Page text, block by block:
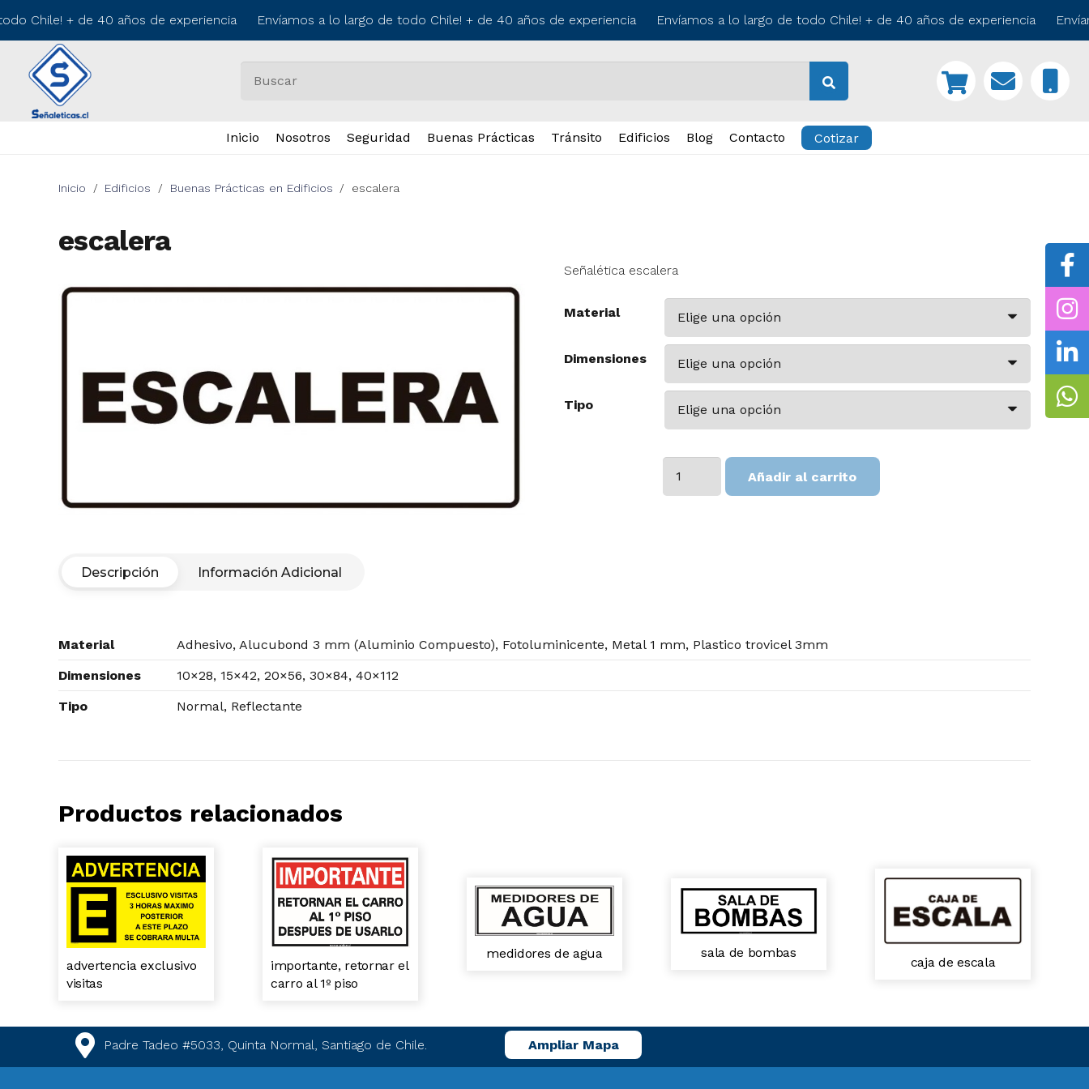
Chile! + de 40 años de experiencia Envíamos a lo largo de todo Chile! + de 40 años de experiencia Envíamos a lo largo de todo Chile! + de 40 años de experiencia
Inicio Nosotros Seguridad Buenas Prácticas Tránsito Edificios Blog Contacto Cotizar
Inicio / Edificios / Buenas Prácticas en Edificios / escalera
escalera
Señalética escalera
Material
Dimensiones
Tipo
cantidad
Añadir al carrito
Descripción Información Adicional
Material
Adhesivo, Alucubond 3 mm (Aluminio Compuesto), Fotoluminicente, Metal 1 mm, Plastico trovicel 3mm
Dimensiones
10×28, 15×42, 20×56, 30×84, 40×112
Tipo
Normal, Reflectante
Productos relacionados
advertencia exclusivo
visitas
importante, retornar el
carro al 1º piso
medidores de agua sala de bombas
caja de escala
Padre Tadeo #5033, Quinta Normal, Santiago de Chile. Ampliar Mapa